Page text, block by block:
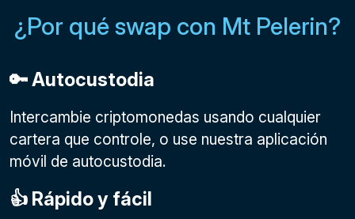
¿Por qué swap con Mt Pelerin?
🔑 Autocustodia
Intercambie criptomonedas usando cualquier
cartera que controle, o use nuestra aplicación
móvil de autocustodia.
👍 Rápido y fácil